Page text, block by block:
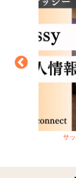
サ